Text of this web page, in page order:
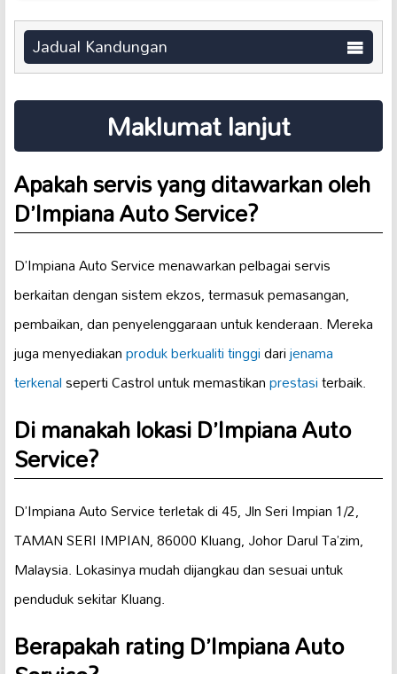
Jadual Kandungan
Maklumat lanjut
Apakah servis yang ditawarkan oleh
D’Impiana Auto Service?
D’Impiana Auto Service menawarkan pelbagai servis
berkaitan dengan sistem ekzos, termasuk pemasangan,
pembaikan, dan penyelenggaraan untuk kenderaan. Mereka
juga menyediakanproduk berkualiti tinggidarijenama
terkenalseperti Castrol untuk memastikanprestasiterbaik.
Di manakah lokasi D’Impiana Auto
Service?
D’Impiana Auto Service terletak di 45, Jln Seri Impian 1/2,
TAMAN SERI IMPIAN, 86000 Kluang, Johor Darul Ta’zim,
Malaysia. Lokasinya mudah dijangkau dan sesuai untuk
penduduk sekitar Kluang.
Berapakah rating D’Impiana Auto